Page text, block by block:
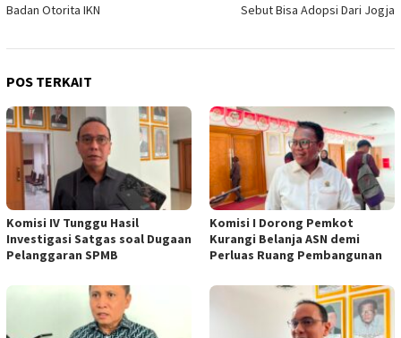
Badan Otorita IKN
Sebut Bisa Adopsi Dari Jogja
POS TERKAIT
Komisi IV Tunggu Hasil
Investigasi Satgas soal Dugaan
Pelanggaran SPMB
Komisi I Dorong Pemkot
Kurangi Belanja ASN demi
Perluas Ruang Pembangunan